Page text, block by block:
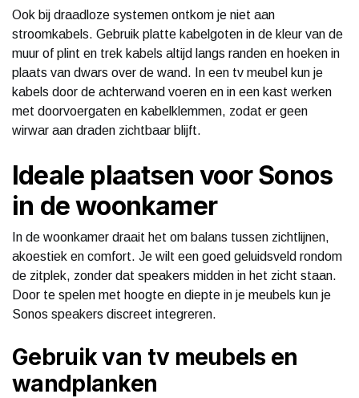
Ook bij draadloze systemen ontkom je niet aan
stroomkabels. Gebruik platte kabelgoten in de kleur van de
muur of plint en trek kabels altijd langs randen en hoeken in
plaats van dwars over de wand. In een tv meubel kun je
kabels door de achterwand voeren en in een kast werken
met doorvoergaten en kabelklemmen, zodat er geen
wirwar aan draden zichtbaar blijft.
Ideale plaatsen voor Sonos
in de woonkamer
In de woonkamer draait het om balans tussen zichtlijnen,
akoestiek en comfort. Je wilt een goed geluidsveld rondom
de zitplek, zonder dat speakers midden in het zicht staan.
Door te spelen met hoogte en diepte in je meubels kun je
Sonos speakers discreet integreren.
Gebruik van tv meubels en
wandplanken